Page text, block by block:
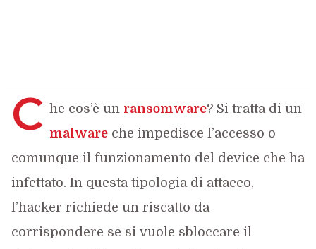
C he cos’è un ransomware? Si tratta di un
malwareche impedisce l’accesso o
comunque il funzionamento del device che ha
infettato. In questa tipologia di attacco,
l’hacker richiede un riscatto da
corrispondere se si vuole sbloccare il